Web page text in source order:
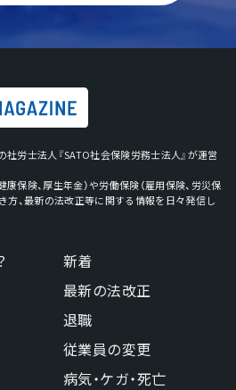
社労士法人『SATO社会保険労務士法人』が運営
保険、厚生年金）や労働保険（雇用保険、労災保
方、最新の法改正等に関する情報を日々発信し
新着
最新の法改正
退職
従業員の変更
病気・ケガ・死亡